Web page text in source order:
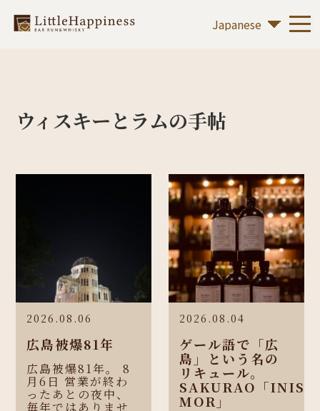
ウィスキーとラムの手帖
2026.08.06
広島被爆81年
広島被爆81年。 8
月6日 営業が終わ
ったあとの夜中、
毎年ではありませ
2026.08.04
ゲール語で「広
島」という名の
リキュール。
SAKURAO「INIS
MOR」